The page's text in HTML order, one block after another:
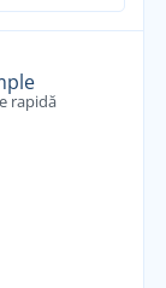
rapidă